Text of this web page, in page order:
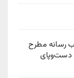
رسانه مطرح
دست‌وپای